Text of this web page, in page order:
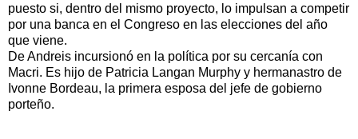
puesto si, dentro del mismo proyecto, lo impulsan a competir
por una banca en el Congreso en las elecciones del año
que viene.
De Andreis incursionó en la política por su cercanía con
Macri. Es hijo de Patricia Langan Murphy y hermanastro de
Ivonne Bordeau, la primera esposa del jefe de gobierno
porteño.